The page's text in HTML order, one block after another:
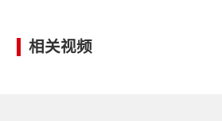
相关视频